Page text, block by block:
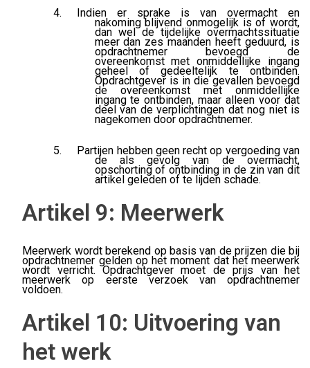
Indien er sprake is van overmacht en
nakoming blijvend onmogelijk is of wordt,
dan wel de tijdelijke overmachtssituatie
meer dan zes maanden heeft geduurd, is
opdrachtnemer bevoegd de
overeenkomst met onmiddellijke ingang
geheel of gedeeltelijk te ontbinden.
Opdrachtgever is in die gevallen bevoegd
de overeenkomst met onmiddellijke
ingang te ontbinden, maar alleen voor dat
deel van de verplichtingen dat nog niet is
nagekomen door opdrachtnemer.
Partijen hebben geen recht op vergoeding van
de als gevolg van de overmacht,
opschorting of ontbinding in de zin van dit
artikel geleden of te lijden schade.
Artikel 9: Meerwerk
Meerwerk wordt berekend op basis van de prijzen die bij
opdrachtnemer gelden op het moment dat het meerwerk
wordt verricht. Opdrachtgever moet de prijs van het
meerwerk op eerste verzoek van opdrachtnemer
voldoen.
Artikel 10: Uitvoering van
het werk